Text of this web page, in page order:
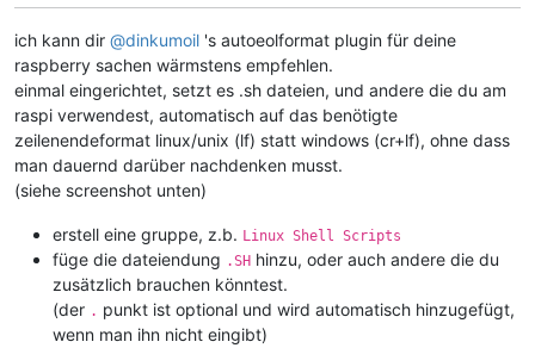
ich kann dir @dinkumoil 's autoeolformat plugin für deine
raspberry sachen wärmstens empfehlen.
einmal eingerichtet, setzt es .sh dateien, und andere die du am
raspi verwendest, automatisch auf das benötigte
zeilenendeformat linux/unix (lf) statt windows (cr+lf), ohne dass
man dauernd darüber nachdenken musst.
(siehe screenshot unten)
erstell eine gruppe, z.b. Linux Shell Scripts
füge die dateiendung .SH hinzu, oder auch andere die du
zusätzlich brauchen könntest.
(der . punkt ist optional und wird automatisch hinzugefügt,
wenn man ihn nicht eingibt)